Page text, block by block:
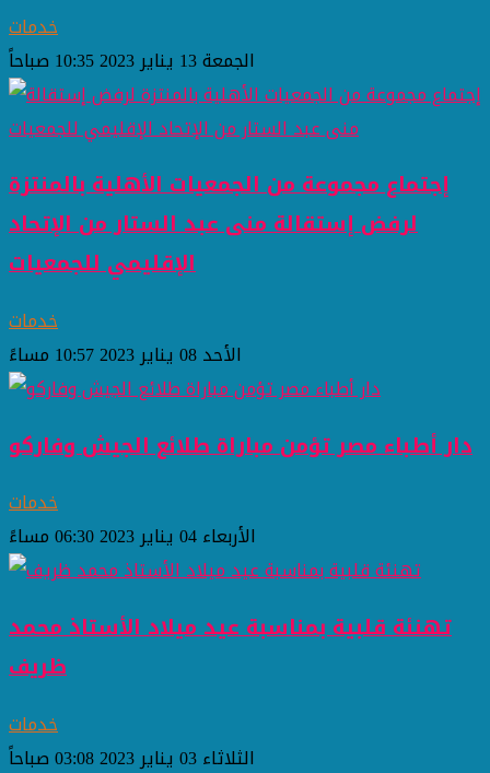
خدمات
الجمعة 13 يناير 2023 10:35 صباحاً
إجتماع مجموعة من الجمعيات الأهلية بالمنتزة
لرفض إستقالة منى عبد الستار من الإتحاد
الإقليمي للجمعيات
خدمات
الأحد 08 يناير 2023 10:57 مساءً
دار أطباء مصر تؤمن مباراة طلائع الجيش وفاركو
خدمات
الأربعاء 04 يناير 2023 06:30 مساءً
تهنئة قلبية بمناسبة عيد ميلاد الأستاذ محمد
ظريف
خدمات
الثلاثاء 03 يناير 2023 03:08 صباحاً